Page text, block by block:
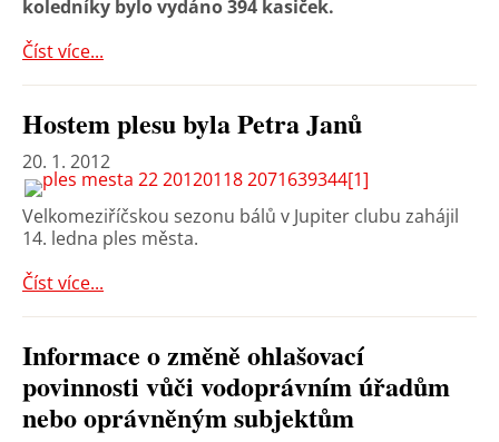
koledníky bylo vydáno 394 kasiček.
Číst více...
Hostem plesu byla Petra Janů
20. 1. 2012
Velkomeziříčskou sezonu bálů v Jupiter clubu zahájil
14. ledna ples města.
Číst více...
Informace o změně ohlašovací
povinnosti vůči vodoprávním úřadům
nebo oprávněným subjektům